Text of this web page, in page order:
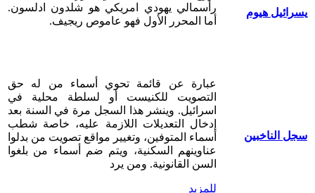
يسرائيل هيوم
رأسمالي يهودي امريكي هو شلدون ادلسون.
أما المحرر الأول فهو عاموص ريجيف.
سجل الناخبين
عبارة عن قائمة تحوي أسماء من له حق
التصويت للكنيست أو لسلطة محلية في
اسرائيل. وينشر هذا السجل مرة في السنة بعد
إدخال التعديلات اللازمة عليه، خاصة شطب
أسماء المتوفين، وتغيير مواقع تصويت من بدلوا
عناوينهم السكنية، ويتم ضم أسماء من بلغوا
السن القانونية. ومن يرد
للمزيد